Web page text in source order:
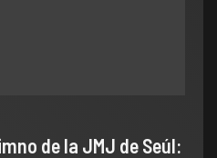
de la JMJ de Seúl: